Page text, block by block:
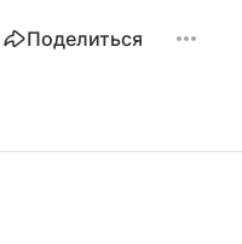
Поделиться